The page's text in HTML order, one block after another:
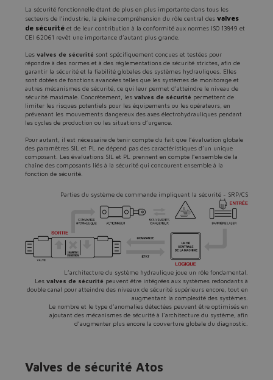
Do you want to leave the
configurator?
The running selection will be
lost.
Yes No
La sécurité fonctionnelle étant de plus en plus importante dans tous les
secteurs de l’industrie, la pleine compréhension du rôle central desvalves
de sécurité et de leur contribution à la conformité aux normes ISO 13849 et
CEI 62061 revêt une importance d’autant plus grande.
Lesvalves de sécurité sont spécifiquement conçues et testées pour
répondre à des normes et à des réglementations de sécurité strictes, afin de
garantir la sécurité et la fiabilité globales des systèmes hydrauliques. Elles
sont dotées de fonctions avancées telles que les systèmes de monitorage et
autres mécanismes de sécurité, ce qui leur permet d’atteindre le niveau de
sécurité maximale. Concrètement, lesvalves de sécurité permettent de
limiter les risques potentiels pour les équipements ou les opérateurs, en
prévenant les mouvements dangereux des axes électrohydrauliques pendant
les cycles de production ou les situations d’urgence.
Pour autant, il est nécessaire de tenir compte du fait que l’évaluation globale
des paramètres SIL et PL ne dépend pas des caractéristiques d’un unique
composant. Les évaluations SIL et PL prennent en compte l’ensemble de la
chaîne des composants liés à la sécurité qui concourent ensemble à la
fonction de sécurité.
Parties du système de commande impliquant la sécurité - SRP/CS
L’architecture du système hydraulique joue un rôle fondamental.
Les valves de sécurité peuvent être intégrées aux systèmes redondants à
double canal pour atteindre des niveaux de sécurité supérieurs encore, tout en
augmentant la complexité des systèmes.
Le nombre et le type d’anomalies détectées peuvent être optimisés en
ajoutant des mécanismes de sécurité à l’architecture du système, afin
d’augmenter plus encore la couverture globale du diagnostic.
Valves de sécurité Atos